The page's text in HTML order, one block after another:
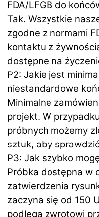
FDA/LFGB do
Tak. Wszystkie
zgodne z normami
kontaktu z
dostępne na
P2: Jakie jest
niestandardowe
Minimalne
projekt. W
próbnych możemy
sztuk, aby
P3: Jak szybko
Próbka dostępna w
zatwierdzenia
zaczyna się od 150
podlega zwrotowi